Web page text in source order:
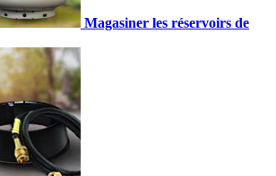
Magasiner les réservoirs de